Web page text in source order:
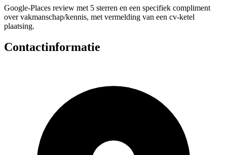
Google-Places review met 5 sterren en een specifiek compliment
over vakmanschap/kennis, met vermelding van een cv-ketel
plaatsing.
Contactinformatie